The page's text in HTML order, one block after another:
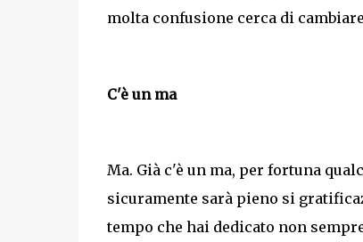
molta confusione cerca di
C'è un ma
Ma. Già c'è un ma, per fortuna
sicuramente sarà pieno si
tempo che hai dedicato non